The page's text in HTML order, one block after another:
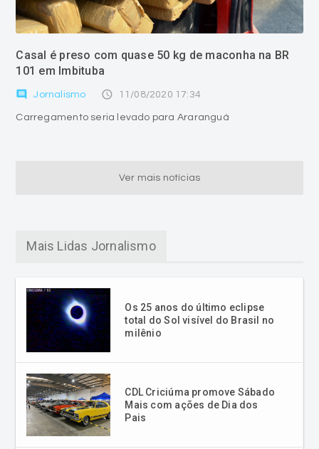
Casal é preso com quase 50 kg de maconha na BR
101 em Imbituba
comment Jornalismo access_time 11/08/2020 17:34
Carregamento seria levado para Araranguá
Ver mais notícias
Mais Lidas Jornalismo
Os 25 anos do último eclipse
total do Sol visível do Brasil no
milênio
CDL Criciúma promove Sábado
Mais com ações de Dia dos
Pais